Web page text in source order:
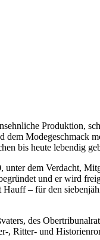
Produktion,
Modegeschmack
bis heute lebendig
dem Verdacht,
und er wird
– für den
des
, Ritter- und